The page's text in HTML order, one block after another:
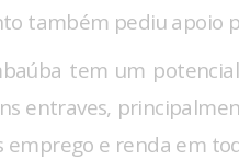
também pediu apoio
tem um
entraves,
emprego e renda em